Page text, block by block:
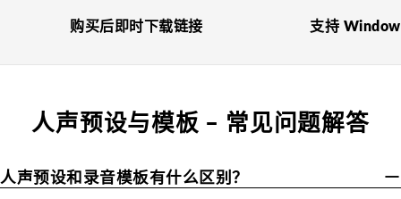
购买后即时下载链接 支持
人声预设与模板 – 常见问题解答
人声预设和录音模板有什么区别？